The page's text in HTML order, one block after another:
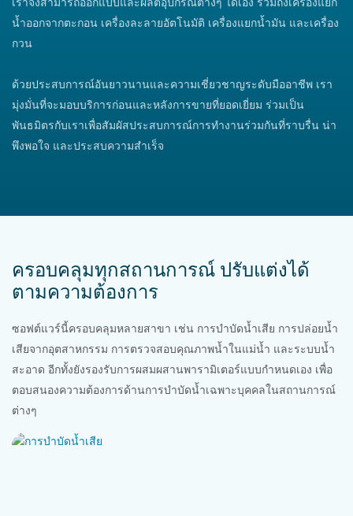
น้ำออกจากตะกอน เครื่องละลายอัตโนมัติ เครื่องแยกน้ำมัน และเครื่อง
กวน
ด้วยประสบการณ์อันยาวนานและความเชี่ยวชาญระดับมืออาชีพ เรา
มุ่งมั่นที่จะมอบบริการก่อนและหลังการขายที่ยอดเยี่ยม ร่วมเป็น
พันธมิตรกับเราเพื่อสัมผัสประสบการณ์การทำงานร่วมกันที่ราบรื่น น่า
พึงพอใจ และประสบความสำเร็จ
ครอบคลุมทุกสถานการณ์ ปรับแต่งได้
ตามความต้องการ
ซอฟต์แวร์นี้ครอบคลุมหลายสาขา เช่น การบำบัดน้ำเสีย การปล่อยน้ำ
เสียจากอุตสาหกรรม การตรวจสอบคุณภาพน้ำในแม่น้ำ และระบบน้ำ
สะอาด อีกทั้งยังรองรับการผสมผสานพารามิเตอร์แบบกำหนดเอง เพื่อ
ตอบสนองความต้องการด้านการบำบัดน้ำเฉพาะบุคคลในสถานการณ์
ต่างๆ